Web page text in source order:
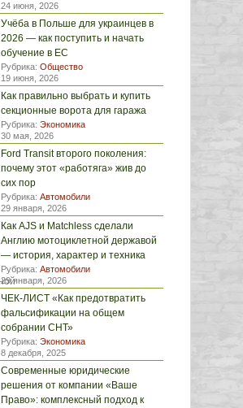
24 июня, 2026
Учёба в Польше для украинцев в
2026 — как поступить и начать
обучение в ЕС
Рубрика: Общество
19 июня, 2026
Как правильно выбрать и купить
секционные ворота для гаража
Рубрика: Экономика
30 мая, 2026
Ford Transit второго поколения:
почему этот «работяга» жив до
сих пор
Рубрика: Автомобили
29 января, 2026
Как AJS и Matchless сделали
Англию мотоциклетной державой
— история, характер и техника
Рубрика: Автомобили
29 января, 2026
ЧЕК-ЛИСТ «Как предотвратить
фальсификации на общем
собрании СНТ»
Рубрика: Экономика
8 декабря, 2025
Современные юридические
решения от компании «Ваше
Право»: комплексный подход к